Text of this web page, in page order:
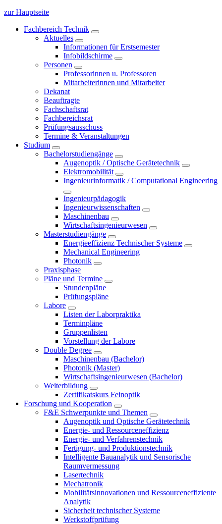
zur Hauptseite
Fachbereich Technik
Aktuelles
Informationen für Erstsemester
Infobildschirme
Personen
Professorinnen u. Professoren
Mitarbeiterinnen und Mitarbeiter
Dekanat
Beauftragte
Fachschaftsrat
Fachbereichsrat
Prüfungsausschuss
Termine & Veranstaltungen
Studium
Bachelorstudiengänge
Augenoptik / Optische Gerätetechnik
Elektromobilität
Ingenieurinformatik / Computational Engineering
Ingenieurpädagogik
Ingenieurwissenschaften
Maschinenbau
Wirtschaftsingenieurwesen
Masterstudiengänge
Energieeffizienz Technischer Systeme
Mechanical Engineering
Photonik
Praxisphase
Pläne und Termine
Stundenpläne
Prüfungspläne
Labore
Listen der Laborpraktika
Terminpläne
Gruppenlisten
Vorstellung der Labore
Double Degree
Maschinenbau (Bachelor)
Photonik (Master)
Wirtschaftsingenieurwesen (Bachelor)
Weiterbildung
Zertifikatskurs Feinoptik
Forschung und Kooperation
F&E Schwerpunkte und Themen
Augenoptik und Optische Gerätetechnik
Energie- und Ressourceneffizienz
Energie- und Verfahrenstechnik
Fertigung- und Produktionstechnik
Intelligente Bauanalytik und Sensorische
Raumvermessung
Lasertechnik
Mechatronik
Mobilitätsinnovationen und Ressourceneffiziente
Analytik
Sicherheit technischer Systeme
Werkstoffprüfung